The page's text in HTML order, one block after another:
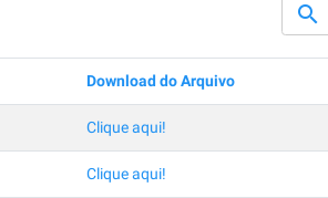
search
Download do Arquivo
Clique aqui!
Clique aqui!